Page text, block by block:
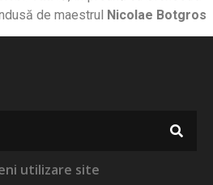
de maestrul Nicolae Botgros
utilizare site